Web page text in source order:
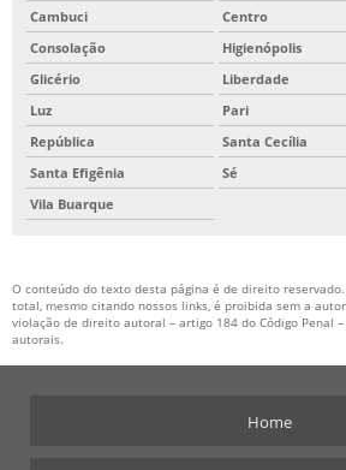
Cambuci
Centro
Consolação
Higienópolis
Glicério
Liberdade
Luz
Pari
República
Santa Cecília
Santa Efigênia
Sé
Vila Buarque
O conteúdo do texto desta página é de direito
total, mesmo citando nossos links, é proibida sem a
violação de direito autoral – artigo 184 do Código Penal –
autorais.
Home